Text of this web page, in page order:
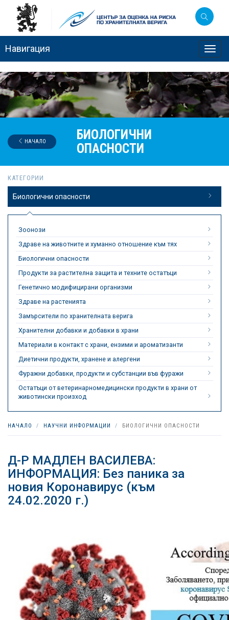
Навигация
БИОЛОГИЧНИ
ОПАСНОСТИ
НАЧАЛО
КАТЕГОРИИ
Биологични опасности
Зоонози
Здраве на животните и хуманно отношение към тях
Биологични опасности
Продукти за растителна защита и техните остатъци
Генетично модифицирани организми
Здраве на растенията
Замърсители по хранителната верига
Хранителни добавки и добавки в храни
Материали в контакт с храни, ензими и ароматизанти
Диетични продукти, хранене и алергени
Фуражни добавки, продукти и субстанции във фуражи
Остатъци от ветеринарномедицински продукти в храни от
животински произход
НАЧАЛО НАУЧНИ ИНФОРМАЦИИ БИОЛОГИЧНИ ОПАСНОСТИ
Д-Р МАДЛЕН ВАСИЛЕВА:
ИНФОРМАЦИЯ: Без паника за
новия Коронавирус (към
24.02.2020 г.)